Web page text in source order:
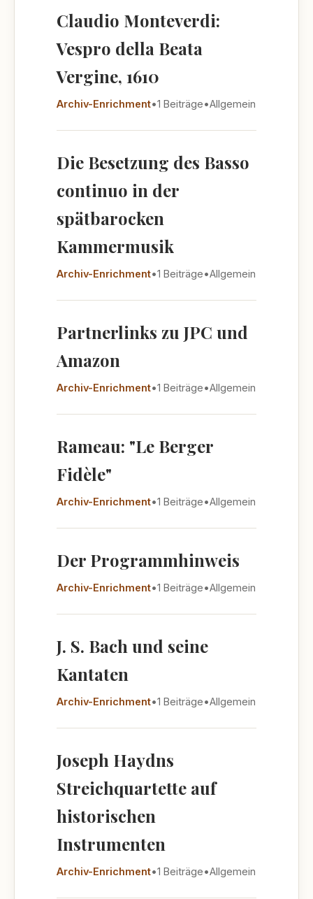
Claudio Monteverdi:
Vespro della Beata
Vergine, 1610
Archiv-Enrichment•1 Beiträge•Allgemein
Die Besetzung des Basso
continuo in der
spätbarocken
Kammermusik
Archiv-Enrichment•1 Beiträge•Allgemein
Partnerlinks zu JPC und
Amazon
Archiv-Enrichment•1 Beiträge•Allgemein
Rameau: "Le Berger
Fidèle"
Archiv-Enrichment•1 Beiträge•Allgemein
Der Programmhinweis
Archiv-Enrichment•1 Beiträge•Allgemein
J. S. Bach und seine
Kantaten
Archiv-Enrichment•1 Beiträge•Allgemein
Joseph Haydns
Streichquartette auf
historischen
Instrumenten
Archiv-Enrichment•1 Beiträge•Allgemein